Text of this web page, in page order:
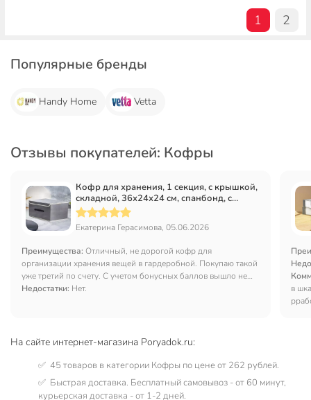
1 2
Популярные бренды
Handy Home Vetta
Отзывы покупателей: Кофры
Кофр для хранения, 1 секция, с крышкой,
складной, 36х24х24 см, спанбонд, с
ручкой, серый, Y6-10751
Екатерина Герасимова, 05.06.2026
Преимущества: Отличный, не дорогой кофр для
организации хранения вещей в гардеробной. Покупаю такой
уже третий по счету. С учетом бонусных баллов вышло не
дорого.
Недостатки: Нет.
в
На сайте интернет-магазина Poryadok.ru:
✅ 45 товаров в категории Кофры по цене от 262 рублей.
✅ Быстрая доставка. Бесплатный самовывоз - от 60 минут,
курьерская доставка - от 1-2 дней.